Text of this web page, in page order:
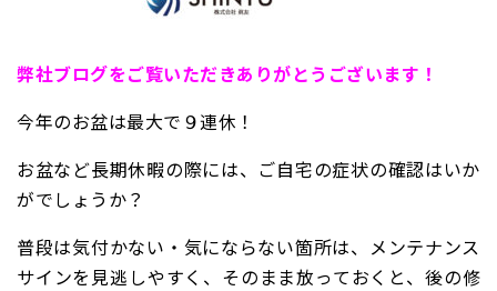
弊社ブログをご覧いただきありがとうございます！
今年のお盆は最大で９連休！
お盆など長期休暇の際には、ご自宅の症状の確認はいか
がでしょうか？
普段は気付かない・気にならない箇所は、メンテナンス
サインを見逃しやすく、そのまま放っておくと、後の修